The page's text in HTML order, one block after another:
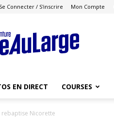
Se Connecter / S'inscrire Mon Compte
Course
au
Large
EN DIRECT COURSES
rebaptise Nicorette